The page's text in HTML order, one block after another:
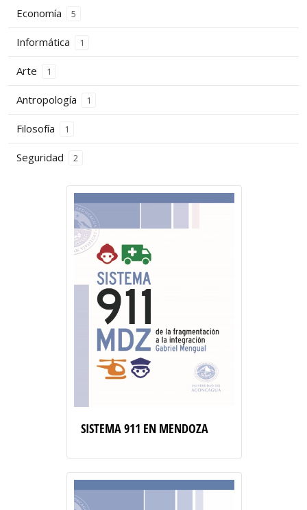
SISTEMA 911 EN MENDOZA
Economía 5
Informática 1
Arte 1
Antropología 1
Filosofía 1
Seguridad 2